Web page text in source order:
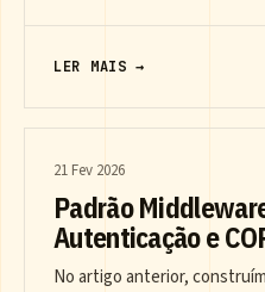
LER MAIS →
21 Fev 2026
Padrão
Autenticação e
No artigo anterior,